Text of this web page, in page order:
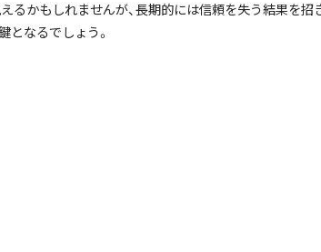
かもしれませんが、長期的には信頼を失う結果を招
となるでしょう。